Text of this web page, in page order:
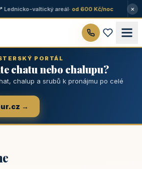
valtický areál· od 600 Kč/noc ×
PORTÁL
chatu nebo chalupu?
chalup a srubů k pronájmu po celé
→